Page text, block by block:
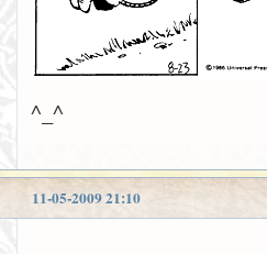
^_^
11-05-2009 21:10